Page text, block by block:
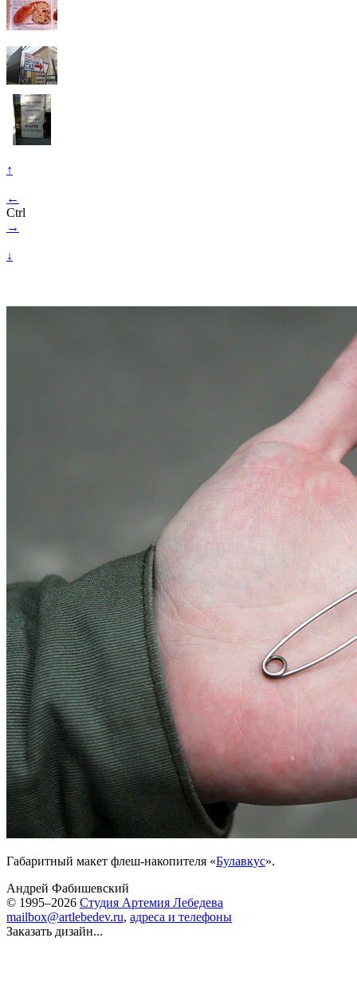
↑
←
Ctrl
→
↓
Габаритный макет флеш-накопителя «Булавкус».
Андрей Фабишевский
© 1995–2026 Студия Артемия Лебедева
mailbox@artlebedev.ru, адреса и телефоны
Заказать дизайн...